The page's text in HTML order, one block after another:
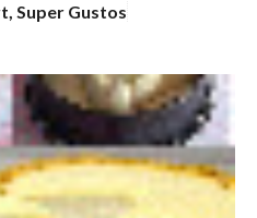
Super Gustos